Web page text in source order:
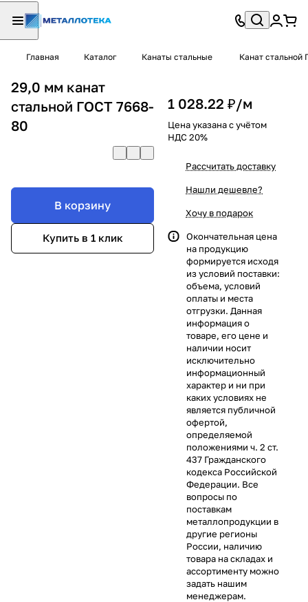
Главная Каталог Канаты стальные Канат стальной
29,0 мм канат
стальной ГОСТ 7668-
80
В корзину
Купить в 1 клик
1 028.22 ₽/м
Цена указана с учётом
НДС 20%
Рассчитать доставку
Нашли дешевле?
Хочу в подарок
Окончательная цена
на продукцию
формируется исходя
из условий поставки:
объема, условий
оплаты и места
отгрузки. Данная
информация о
товаре, его цене и
наличии носит
исключительно
информационный
характер и ни при
каких условиях не
является публичной
офертой,
определяемой
положениями ч. 2 ст.
437 Гражданского
кодекса Российской
Федерации. Все
вопросы по
поставкам
металлопродукции в
другие регионы
России, наличию
товара на складах и
ассортименту можно
задать нашим
менеджерам.